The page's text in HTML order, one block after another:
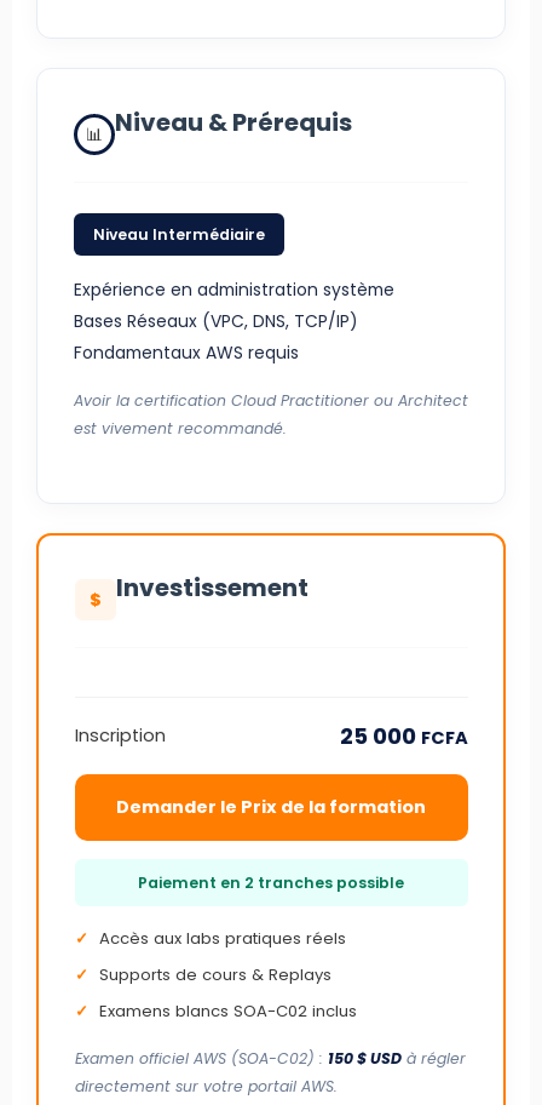
Niveau & Prérequis
Niveau Intermédiaire
Expérience en administration système
Bases Réseaux (VPC, DNS, TCP/IP)
Fondamentaux AWS requis
Avoir la certification Cloud Practitioner ou Architect
est vivement recommandé.
Investissement
Inscription 25 000 FCFA
Demander le Prix de la formation
Paiement en 2 tranches possible
Accès aux labs pratiques réels
Supports de cours & Replays
Examens blancs SOA-C02 inclus
Examen officiel AWS (SOA-C02) : 150 $ USDà régler
directement sur votre portail AWS.